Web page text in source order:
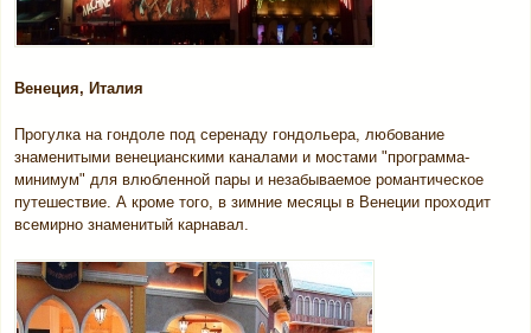
Венеция, Италия
Прогулка на гондоле под серенаду гондольера, любование
знаменитыми венецианскими каналами и мостами "программа-
минимум" для влюбленной пары и незабываемое романтическое
путешествие. А кроме того, в зимние месяцы в Венеции проходит
всемирно знаменитый карнавал.